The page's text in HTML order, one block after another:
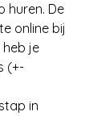
huren. De
online bij
heb je
(+-
in